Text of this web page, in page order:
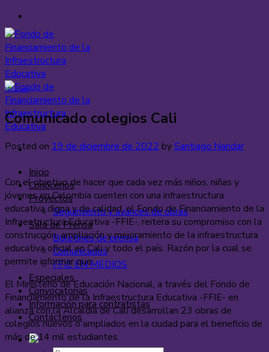
Saltar
al
contenido
Inicio
Conócenos
Proyectos
Seguimiento y avances de obras
Sala de Prensa
Boletines de prensa
Comunicados
FFIE EN MEDIOS
Especiales
Convocatorias
Información para contratistas
Contáctenos
Noticias
Comunicado colegios Cali
Posted on 19 de diciembre de 2022 bySantiago Nandar
Con el objetivo de hacer que cada vez más niños, niñas y
jóvenes en Colombia cuenten con una infraestructura
educativa digna y de calidad, el Fondo de Financiamiento de la
Infraestructura Educativa -FFIE-, reitera su compromiso con la
construcción, ampliación y mejoramiento de la infraestructura
educativa oficial en Cali y todo el país. Razón por la cual se
permite informar que:
El Ministerio de Educación Nacional, a través del Fondo de
Financiamiento de la Infraestructura Educativa -FFIE- en
alianza con la Alcaldía de Cali desarrollan 23 obras de
colegios nuevos o ampliados en la ciudad para el beneficio de
más de 14 mil estudiantes.